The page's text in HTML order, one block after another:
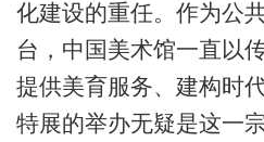
化建设的重任。作为公
台，中国美术馆一直以
提供美育服务、建构时
特展的举办无疑是这一